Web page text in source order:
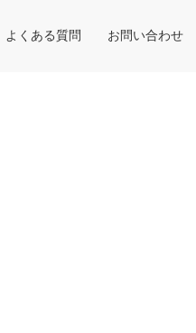
よくある質問 お問い合わせ